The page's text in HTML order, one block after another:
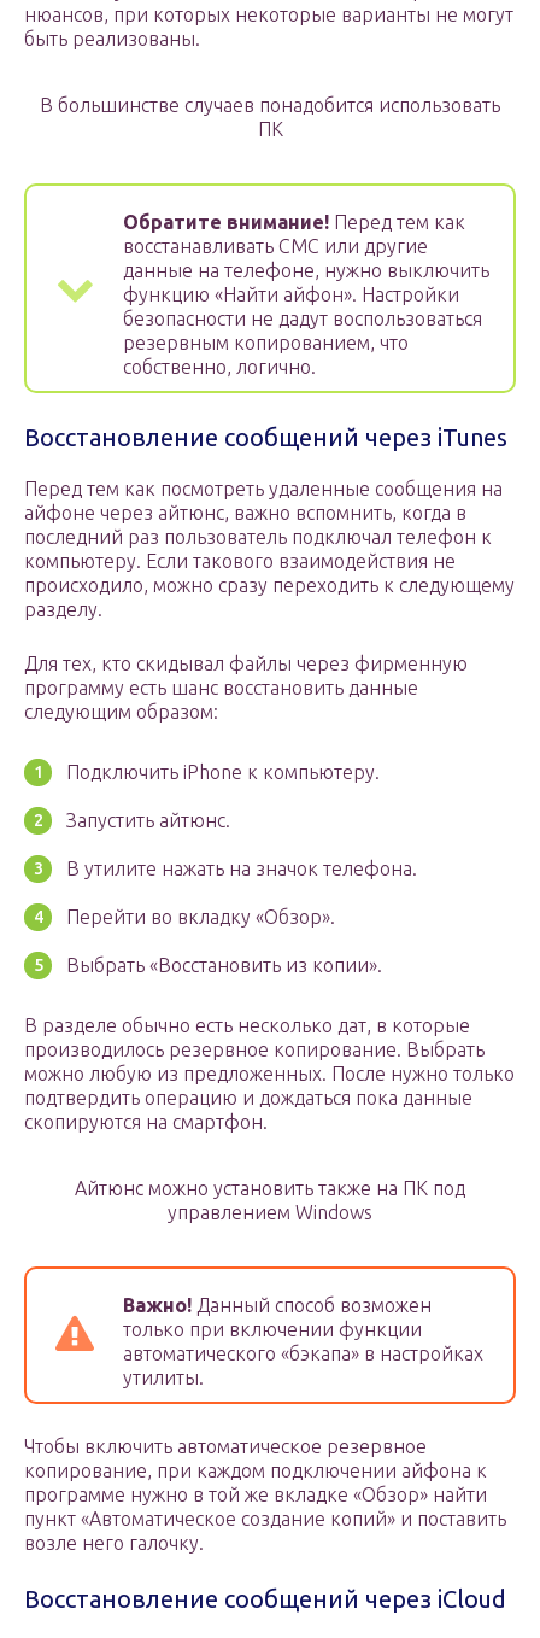
нюансов, при которых некоторые варианты не могут
быть реализованы.
В большинстве случаев понадобится использовать
ПК
Обратите внимание! Перед тем как
восстанавливать СМС или другие
данные на телефоне, нужно выключить
функцию «Найти айфон». Настройки
безопасности не дадут воспользоваться
резервным копированием, что
собственно, логично.
Восстановление сообщений через iTunes
Перед тем как посмотреть удаленные сообщения на
айфоне через айтюнс, важно вспомнить, когда в
последний раз пользователь подключал телефон к
компьютеру. Если такового взаимодействия не
происходило, можно сразу переходить к следующему
разделу.
Для тех, кто скидывал файлы через фирменную
программу есть шанс восстановить данные
следующим образом:
Подключить iPhone к компьютеру.
Запустить айтюнс.
В утилите нажать на значок телефона.
Перейти во вкладку «Обзор».
Выбрать «Восстановить из копии».
В разделе обычно есть несколько дат, в которые
производилось резервное копирование. Выбрать
можно любую из предложенных. После нужно только
подтвердить операцию и дождаться пока данные
скопируются на смартфон.
Айтюнс можно установить также на ПК под
управлением Windows
Важно! Данный способ возможен
только при включении функции
автоматического «бэкапа» в настройках
утилиты.
Чтобы включить автоматическое резервное
копирование, при каждом подключении айфона к
программе нужно в той же вкладке «Обзор» найти
пункт «Автоматическое создание копий» и поставить
возле него галочку.
Восстановление сообщений через iCloud